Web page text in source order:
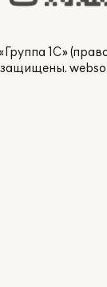
1С»
защищены.